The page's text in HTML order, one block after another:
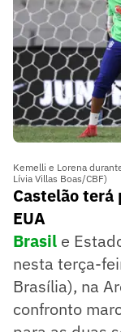
Kemelli e Lorena
Lívia Villas Boas/CBF)
Castelão terá
EUA
Brasil e
nesta terça-
Brasília), na
confronto